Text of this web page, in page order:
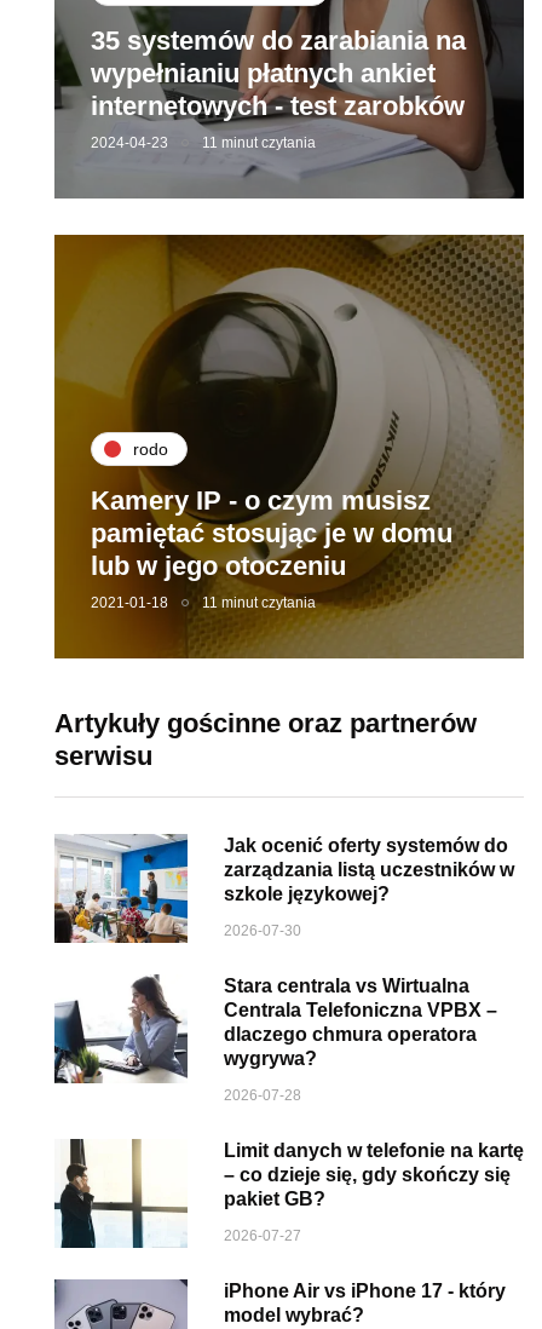
35 systemów do zarabiania na
wypełnianiu płatnych ankiet
internetowych - test zarobków
2024-04-23 11 minut czytania
rodo
Kamery IP - o czym musisz
pamiętać stosując je w domu
lub w jego otoczeniu
2021-01-18 11 minut czytania
Artykuły gościnne oraz partnerów
serwisu
Jak ocenić oferty systemów do
zarządzania listą uczestników w
szkole językowej?
2026-07-30
Stara centrala vs Wirtualna
Centrala Telefoniczna VPBX –
dlaczego chmura operatora
wygrywa?
2026-07-28
Limit danych w telefonie na kartę
– co dzieje się, gdy skończy się
pakiet GB?
2026-07-27
iPhone Air vs iPhone 17 - który
model wybrać?